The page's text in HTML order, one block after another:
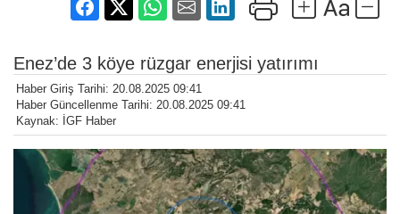
Enez’de 3 köye rüzgar enerjisi yatırımı
Haber Giriş Tarihi: 20.08.2025 09:41
Haber Güncellenme Tarihi: 20.08.2025 09:41
Kaynak: İGF Haber